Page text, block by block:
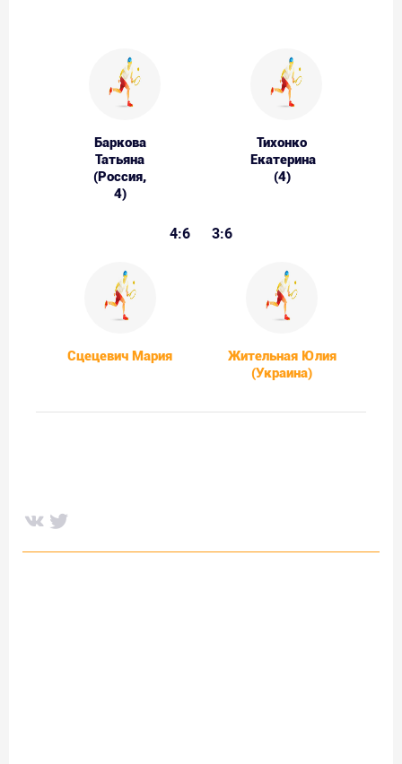
Баркова
Татьяна
(Россия,
4)
Тихонко
Екатерина
(4)
4:6 3:6
Сцецевич Мария
Жительная Юлия
(Украина)